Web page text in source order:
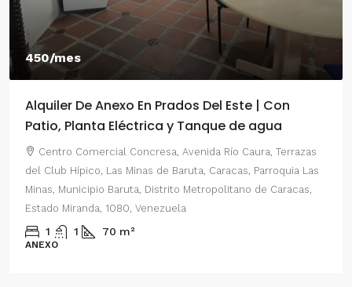
| Con
agua
Caura, Terrazas
Parroquia Las
de Caracas,
Alquiler De Anexo En Prados Del
2 Habitaciones
Centro Comercial Concresa, Avenida
del Este, Prados del Este, Sector: Prado del
Parroquia Nuestra Señora del Rosario,
Distrito Metropolitano de Caracas, Estado
Venezuela